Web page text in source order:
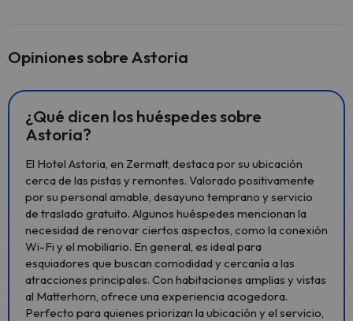
Opiniones sobre Astoria
¿Qué dicen los huéspedes sobre
Astoria?
El Hotel Astoria, en Zermatt, destaca por su ubicación
cerca de las pistas y remontes. Valorado positivamente
por su personal amable, desayuno temprano y servicio
de traslado gratuito. Algunos huéspedes mencionan la
necesidad de renovar ciertos aspectos, como la conexión
Wi-Fi y el mobiliario. En general, es ideal para
esquiadores que buscan comodidad y cercanía a las
atracciones principales. Con habitaciones amplias y vistas
al Matterhorn, ofrece una experiencia acogedora.
Perfecto para quienes priorizan la ubicación y el servicio,